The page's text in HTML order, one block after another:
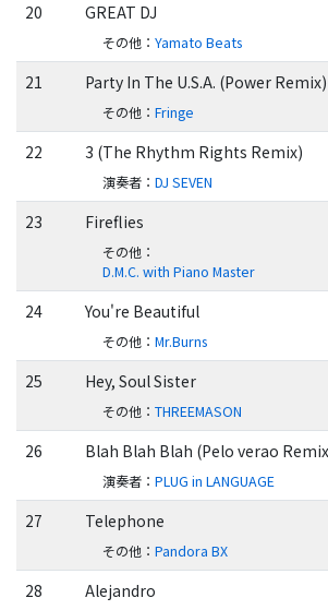
20 GREAT DJ
その他： Yamato Beats
21 Party In The U.S.A. (Power Remix)
その他： Fringe
22 3 (The Rhythm Rights Remix)
演奏者： DJ SEVEN
23 Fireflies
その他：
D.M.C. with Piano Master
24 You're Beautiful
その他： Mr.Burns
25 Hey, Soul Sister
その他： THREEMASON
26 Blah Blah Blah (Pelo verao
演奏者： PLUG in LANGUAGE
27 Telephone
その他： Pandora BX
28 Alejandro